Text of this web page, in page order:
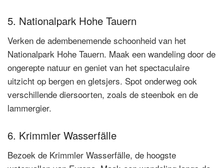
5. Nationalpark Hohe Tauern
Verken de adembenemende schoonheid van het
Nationalpark Hohe Tauern. Maak een wandeling door de
ongerepte natuur en geniet van het spectaculaire
uitzicht op bergen en gletsjers. Spot onderweg ook
verschillende diersoorten, zoals de steenbok en de
lammergier.
6. Krimmler Wasserfälle
Bezoek de Krimmler Wasserfälle, de hoogste